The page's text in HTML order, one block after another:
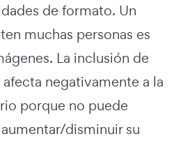
de formato. Un
muchas personas es
La inclusión de
negativamente a la
porque no puede
disminuir su